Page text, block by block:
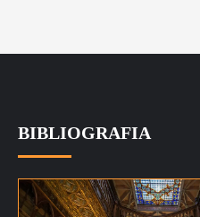
BIBLIOGRAFIA